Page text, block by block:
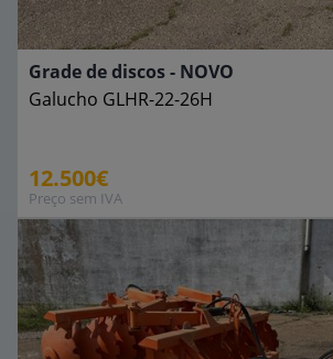
Grade de discos - NOVO
Galucho GLHR-22-26H
12.500€
Preço sem IVA